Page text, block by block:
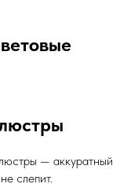
— аккуратный
слепит.